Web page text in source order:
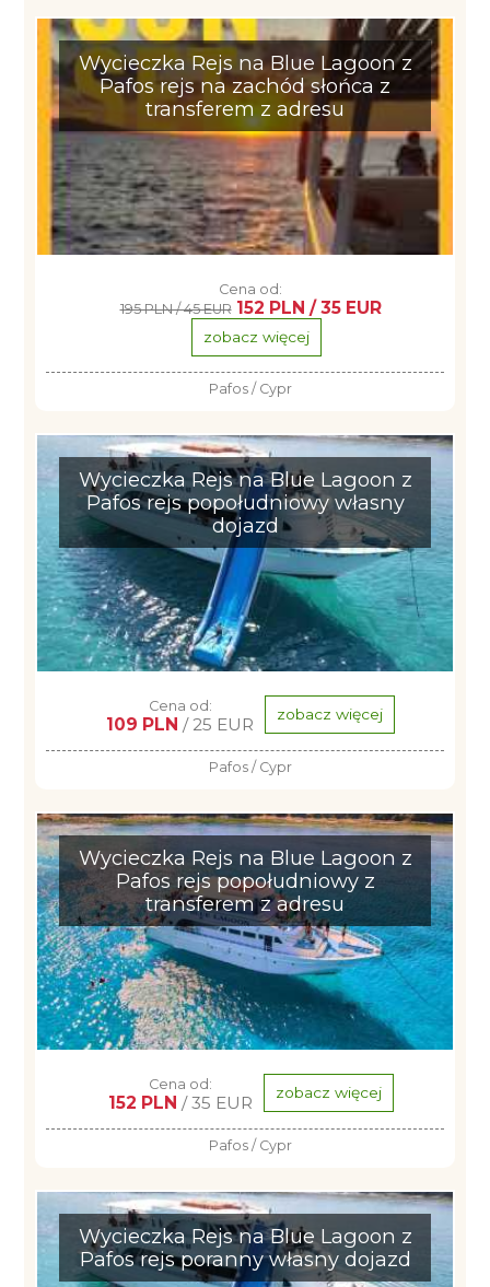
Wycieczka Rejs na Blue Lagoon z
Pafos rejs na zachód słońca z
transferem z adresu
Cena od:
195 PLN / 45 EUR 152 PLN / 35 EUR
zobacz więcej
Pafos / Cypr
Wycieczka Rejs na Blue Lagoon z
Pafos rejs popołudniowy własny
dojazd
Cena od:
109 PLN / 25 EUR zobacz więcej
Pafos / Cypr
Wycieczka Rejs na Blue Lagoon z
Pafos rejs popołudniowy z
transferem z adresu
Cena od:
152 PLN / 35 EUR zobacz więcej
Pafos / Cypr
Wycieczka Rejs na Blue Lagoon z
Pafos rejs poranny własny dojazd